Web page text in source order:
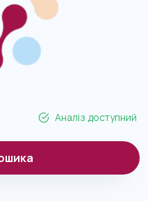
Аналіз доступний